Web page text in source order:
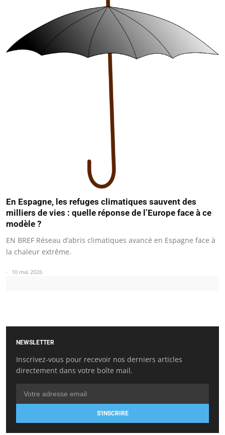
En Espagne, les refuges climatiques sauvent des
milliers de vies : quelle réponse de l’Europe face à ce
modèle ?
EN BREF Réseau d’abris climatiques avancé en Espagne face à
la chaleur extrême.
10 mai 2026
NEWSLETTER
Inscrivez-vous pour recevoir nos derniers articles
directement dans votre boîte mail.
S'INSCRIRE